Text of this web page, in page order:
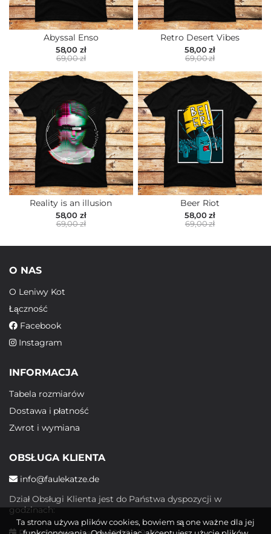
Abyssal Enso
58,00 zł
69,00 zł
Retro Desert Vibes
58,00 zł
69,00 zł
Reality is an illusion
58,00 zł
69,00 zł
Beer Riot
58,00 zł
69,00 zł
O NAS
O Leniwy Kot
Łączność
Facebook
Instagram
INFORMACJA
Tabela rozmiarów
Dostawa i płatność
Zwrot i wymiana
OBSŁUGA KLIENTA
info@faulekatze.de
Dział Obsługi Klienta jest do Państwa dyspozycji w
godzinach:
Ta strona używa plików cookies, bowiem są one ważne dla jej